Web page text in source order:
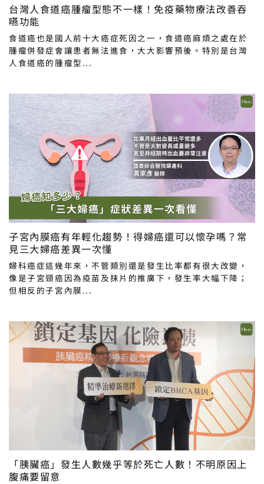
台灣人食道癌腫瘤型態不一樣！免疫藥物療法改善吞
嚥功能
食道癌也是國人前十大癌症死因之一，食道癌麻煩之處在於
腫瘤併發症會讓患者無法進食，大大影響預後。特別是台灣
人食道癌的腫瘤型...
子宮內膜癌有年輕化趨勢！得婦癌還可以懷孕嗎？常
見三大婦癌差異一次懂
婦科癌症這幾年來，不管類別還是發生比率都有很大改變，
像是子宮頸癌因為疫苗及抹片的推廣下，發生率大幅下降；
但相反的子宮內膜...
「胰臟癌」發生人數幾乎等於死亡人數！不明原因上
腹痛要留意